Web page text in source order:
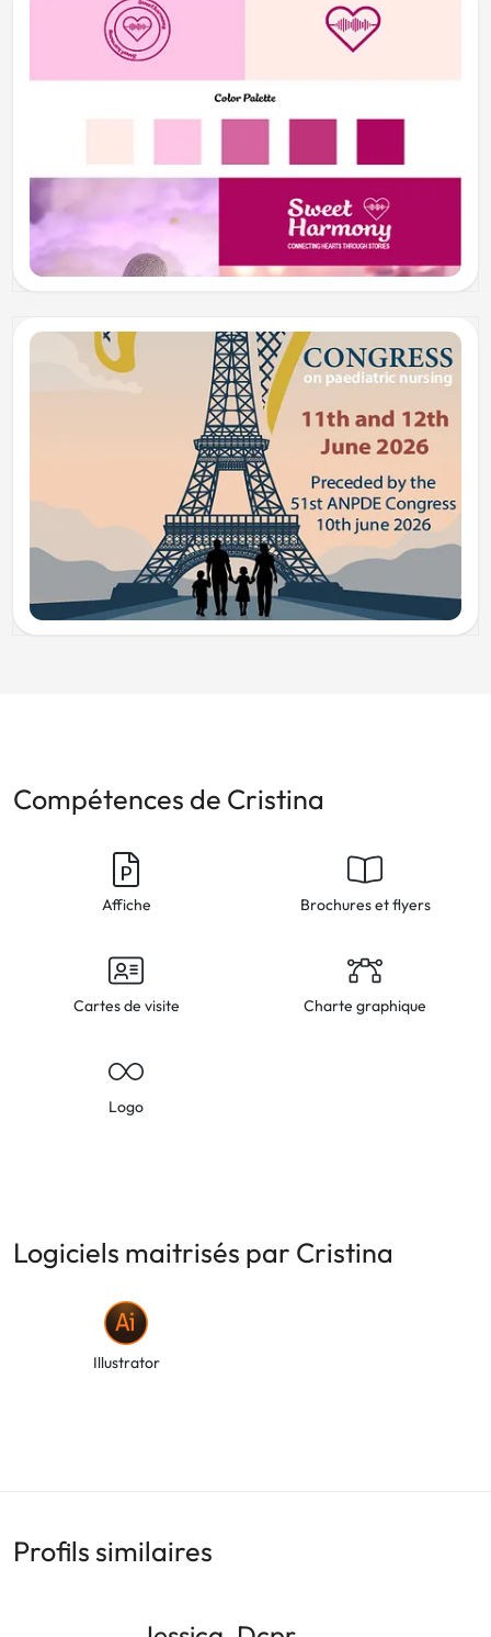
Compétences de Cristina
Affiche Brochures et flyers
Cartes de visite Charte graphique
Logo
Logiciels maitrisés par Cristina
Illustrator
Profils similaires